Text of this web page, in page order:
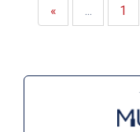
«İlk Önceki
1